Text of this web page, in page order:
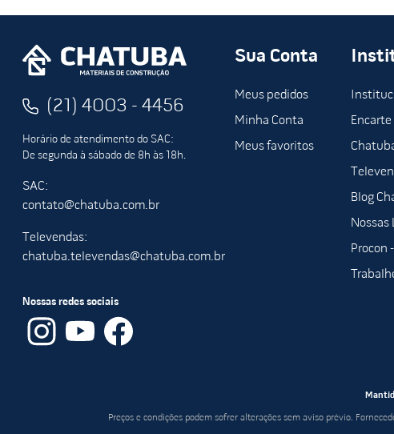
(21) 4003 - 4456
Horário de atendimento do SAC:
De segunda à sábado de 8h às 18h.
SAC:
contato@chatuba.com.br
Televendas:
chatuba.televendas@chatuba.com.br
Nossas redes sociais
Sua Conta
Meus pedidos
Minha Conta
Meus favoritos
Encarte
Blog
Nossas
Procon
Preços e condições podem sofrer alterações sem aviso prévio.